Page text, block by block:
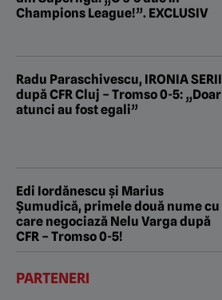
Champions League!”. EXCLUSIV
Radu Paraschivescu, IRONIA SERII
după CFR Cluj – Tromso 0-5: „Doar
atunci au fost egali”
Edi Iordănescu și Marius
Șumudică, primele două nume cu
care negociază Nelu Varga după
CFR – Tromso 0-5!
PARTENERI